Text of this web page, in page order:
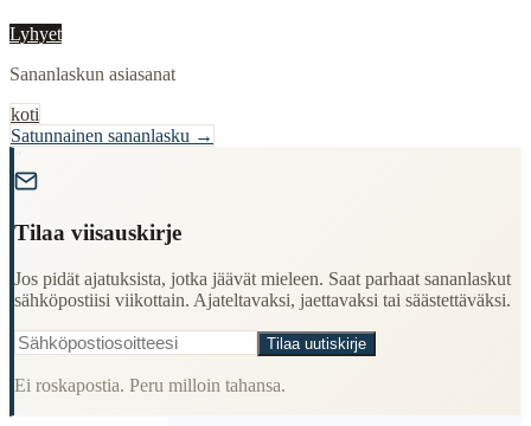
Lyhyet
Sananlaskun asiasanat
koti
Satunnainen sananlasku →
Tilaa viisauskirje
Jos pidät ajatuksista, jotka jäävät mieleen. Saat parhaat sananlaskut
sähköpostiisi viikottain. Ajateltavaksi, jaettavaksi tai säästettäväksi.
Tilaa uutiskirje
Ei roskapostia. Peru milloin tahansa.